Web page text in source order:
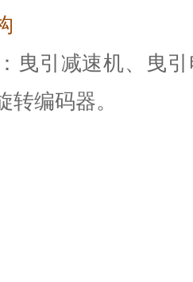
曳引减速机、曳
转编码器。